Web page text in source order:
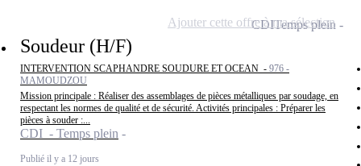
Soudeur (H/F)
INTERVENTION SCAPHANDRE SOUDURE ET OCEAN - 976 -
MAMOUDZOU
Mission principale : Réaliser des assemblages de pièces métalliques par soudage, en
respectant les normes de qualité et de sécurité. Activités principales : Préparer les
pièces à souder :...
CDI - Temps plein
Publié il y a 12 jours
CDITemps plein
Ajouter cette offre à ma sélection